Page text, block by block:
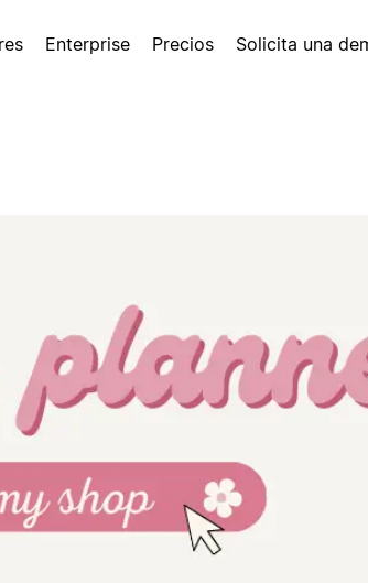
Enterprise Precios Solicita una